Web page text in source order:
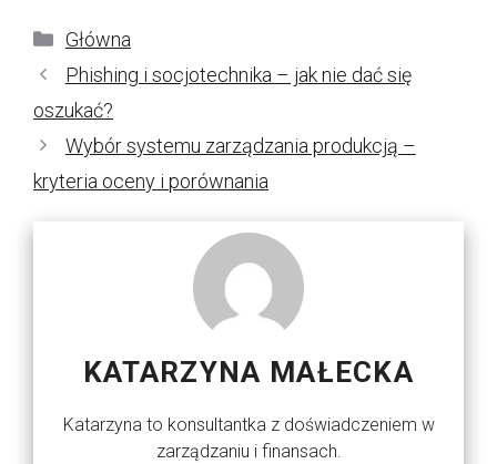
Kategorie
Główna
Phishing i socjotechnika – jak nie dać się
oszukać?
Wybór systemu zarządzania produkcją –
kryteria oceny i porównania
KATARZYNA MAŁECKA
Katarzyna to konsultantka z doświadczeniem w
zarządzaniu i finansach.